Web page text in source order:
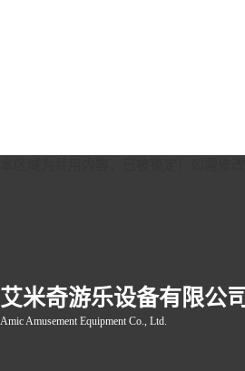
艾米奇游乐设备有限公司
Amic Amusement Equipment Co., Ltd.